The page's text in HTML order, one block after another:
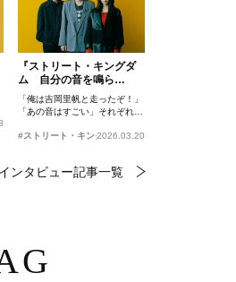
『ストリート・キングダ
ム 自分の音を鳴ら
せ。』峯田和伸、若葉竜
也、吉岡里帆インタビュ
ー
「俺は吉岡里帆と走ったぞ！」
「あの音はすごい」それぞれの
#ストリート・キングダム 自分の音を鳴らせ。
2026.03.20
インタビュー記事一覧